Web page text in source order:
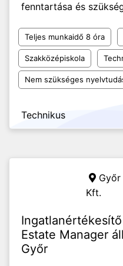
fenntartása és
Teljes munkaidő 8 óra
Szakközépiskola
Nem szükséges
Technikus
Kft.
Estate Manager
Győr